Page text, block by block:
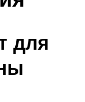
для